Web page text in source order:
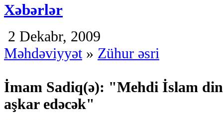
Xəbərlər
2 Dekabr, 2009
Məhdəviyyət» Zühur əsri
İmam Sadiq(ə): "Mehdi İslam
aşkar edəcək"